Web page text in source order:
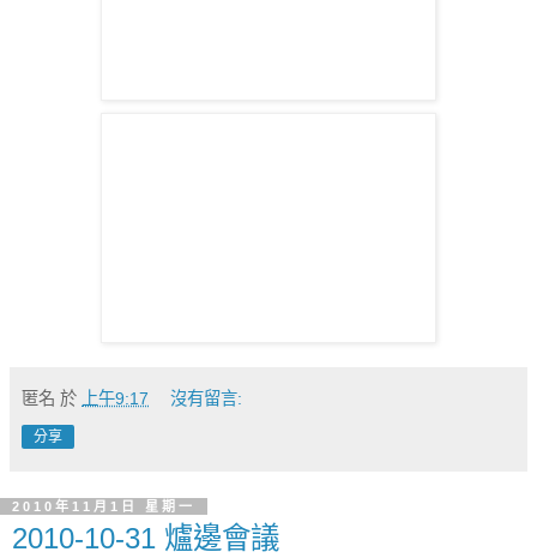
匿名 於 上午9:17 沒有留言:
分享
2010年11月1日 星期一
2010-10-31 爐邊會議